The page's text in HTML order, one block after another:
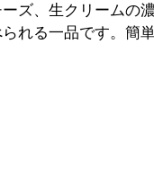
ズ、生クリームの
れる一品です。簡